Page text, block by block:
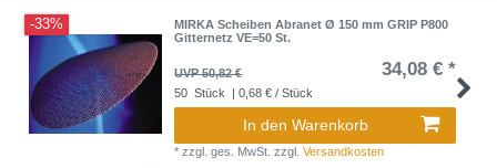
-33%
MIRKA Scheiben Abranet Ø 150 mm GRIP P800
Gitternetz VE=50 St.
UVP 50,82 € 34,08 € *
50 Stück | 0,68 € / Stück
In den Warenkorb
*zzgl. ges. MwSt. zzgl.Versandkosten